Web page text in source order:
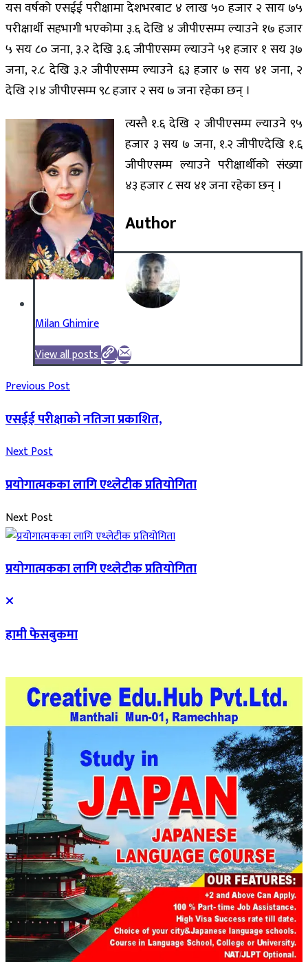
यस वर्षको एसईई परीक्षामा देशभरबाट ४ लाख ५० हजार २ साय ७५
परीक्षार्थी सहभागी भएकोमा ३.६ देखि ४ जीपीएसम्म ल्याउने १७ हजार
५ सय ८० जना, ३.२ देखि ३.६ जीपीएसम्म ल्याउने ५१ हजार १ सय ३७
जना, २.८ देखि ३.२ जीपीएसम्म ल्याउने ६३ हजार ७ सय ४१ जना, २
देखि २।४ जीपीएसम्म ९८ हजार २ सय ७ जना रहेका छन् ।
त्यस्तै १.६ देखि २ जीपीएसम्म ल्याउने ९५
हजार ३ सय ७ जना, १.२ जीपीएदेखि १.६
जीपीएसम्म ल्याउने परीक्षार्थीको संख्या
४३ हजार ८ सय ४१ जना रहेका छन् ।
Author
Milan Ghimire
View all posts
Previous Post
एसईई परीक्षाको नतिजा प्रकाशित,
Next Post
प्रयोगात्मकका लागि एथ्लेटीक प्रतियोगिता
Next Post
प्रयोगात्मकका लागि एथ्लेटीक प्रतियोगिता
हामी फेसबुकमा